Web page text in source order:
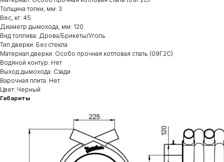
Толщина топки, мм: 3
Вес, кг: 45
Диаметр дымохода, мм: 120
Вид топлива: Дрова/Брикеты/Уголь
Тип дверки: Без стекла
Материал дверки: Особо прочная котловая сталь (09Г2С)
Водяной контур: Нет
Выход дымохода: Сзади
Варочная плита: Нет
Цвет: Черный
Габариты